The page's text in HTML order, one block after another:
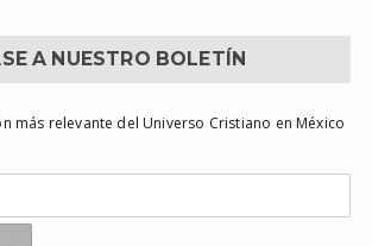
A NUESTRO BOLETÍN
más relevante del Universo Cristiano en México